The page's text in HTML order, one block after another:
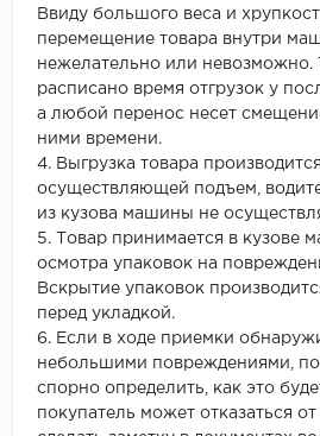
Ввиду большого веса и
перемещение товара внутри
нежелательно или невозможно.
расписано время отгрузок у
а любой перенос несет
ними времени.
4. Выгрузка товара
осуществляющей подъем,
из кузова машины не
5. Товар принимается в кузове
осмотра упаковок на
Вскрытие упаковок
перед укладкой.
6. Если в ходе приемки
небольшими повреждениями,
спорно определить, как это
покупатель может отказаться